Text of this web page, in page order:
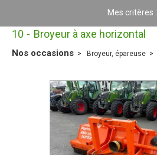
Mes critères :
Nos occasions Broyeur, épareuse
10 Broyeur à axe horizontal